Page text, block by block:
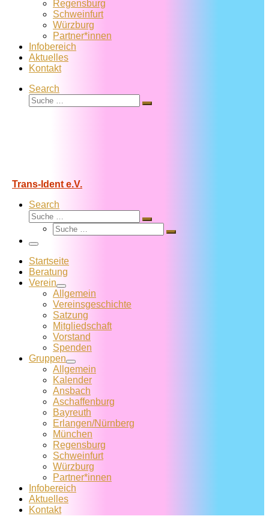
Regensburg
Schweinfurt
Würzburg
Partner*innen
Infobereich
Aktuelles
Kontakt
Search
Suche
Suche
Trans-Ident e.V.
Search
Suche
Suche
Suche
Suche
Menü
Startseite
Beratung
Verein
Allgemein
Vereins­geschichte
Satzung
Mitglied­schaft
Vorstand
Spenden
Gruppen
Allgemein
Kalender
Ansbach
Aschaffenburg
Bayreuth
Erlangen/Nürnberg
München
Regensburg
Schweinfurt
Würzburg
Partner*innen
Infobereich
Aktuelles
Kontakt